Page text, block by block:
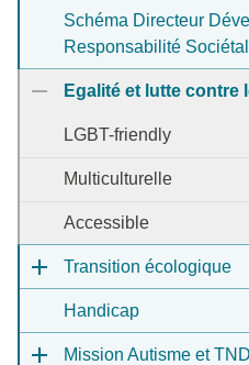
Schéma Directeur
Responsabilité
Egalité et lutte
LGBT-friendly
Multiculturelle
Accessible
Transition écologique
Handicap
Mission Autisme et TND